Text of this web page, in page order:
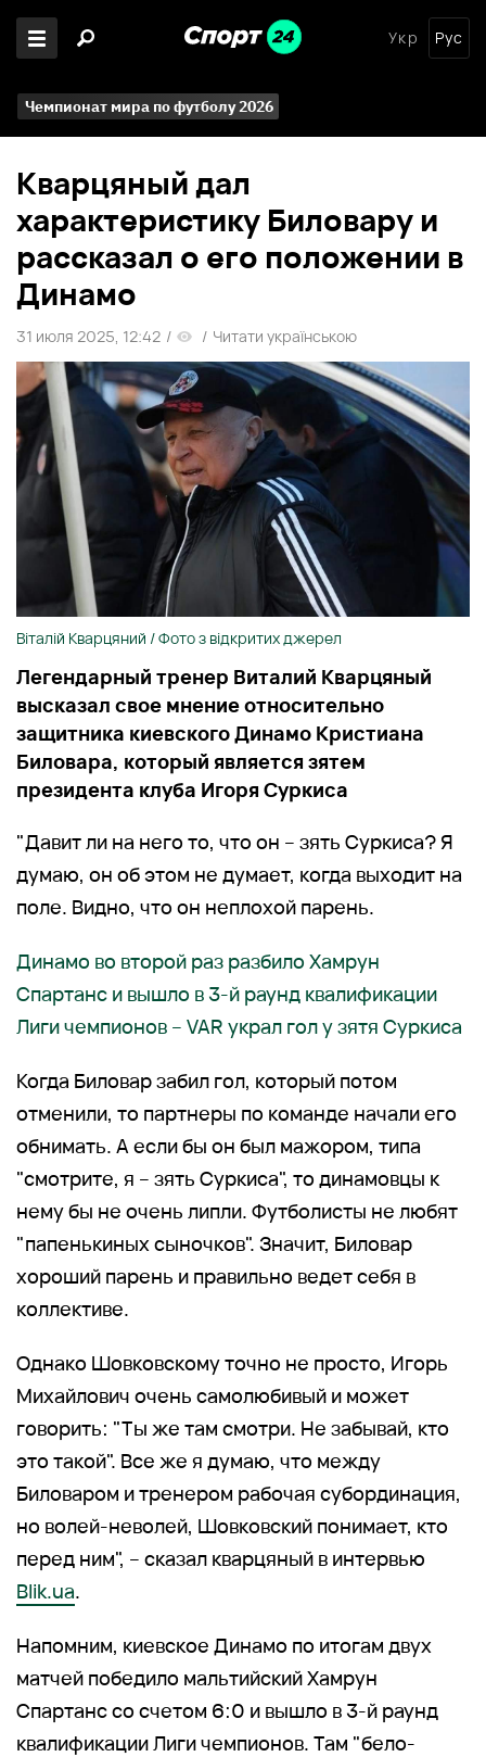
Укр Рус
Чемпионат мира по футболу 2026
Кварцяный дал
характеристику Биловару и
рассказал о его положении в
Динамо
31 июля 2025, 12:42 / / Читати українською
Віталій Кварцяний / Фото з відкритих джерел
Легендарный тренер Виталий Кварцяный
высказал свое мнение относительно
защитника киевского Динамо Кристиана
Биловара, который является зятем
президента клуба Игоря Суркиса
"Давит ли на него то, что он – зять Суркиса? Я
думаю, он об этом не думает, когда выходит на
поле. Видно, что он неплохой парень.
Динамо во второй раз разбило Хамрун
Спартанс и вышло в 3-й раунд квалификации
Лиги чемпионов – VAR украл гол у зятя Суркиса
Когда Биловар забил гол, который потом
отменили, то партнеры по команде начали его
обнимать. А если бы он был мажором, типа
"смотрите, я – зять Суркиса", то динамовцы к
нему бы не очень липли. Футболисты не любят
"папенькиных сыночков". Значит, Биловар
хороший парень и правильно ведет себя в
коллективе.
Однако Шовковскому точно не просто, Игорь
Михайлович очень самолюбивый и может
говорить: "Ты же там смотри. Не забывай, кто
это такой". Все же я думаю, что между
Биловаром и тренером рабочая субординация,
но волей-неволей, Шовковский понимает, кто
перед ним", – сказал кварцяный в интервью
Blik.ua.
Напомним, киевское Динамо по итогам двух
матчей победило мальтийский Хамрун
Спартанс со счетом 6:0 и вышло в 3-й раунд
квалификации Лиги чемпионов. Там "бело-